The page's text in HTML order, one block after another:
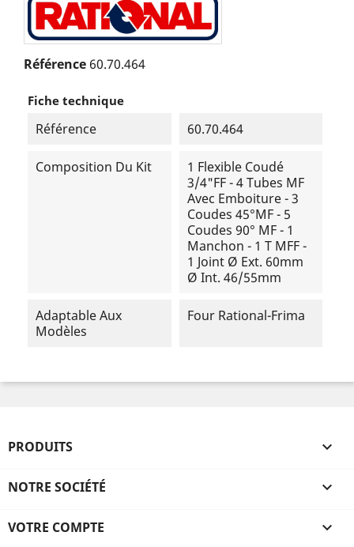
Référence 60.70.464
Fiche technique
Référence 60.70.464
Composition Du Kit
1 Flexible Coudé
3/4"FF - 4 Tubes MF
Avec Emboiture - 3
Coudes 45°MF - 5
Coudes 90° MF - 1
Manchon - 1 T MFF -
1 Joint Ø Ext. 60mm
Ø Int. 46/55mm
Adaptable Aux
Modèles
Four Rational-Frima
PRODUITS 
NOTRE SOCIÉTÉ 
VOTRE COMPTE 